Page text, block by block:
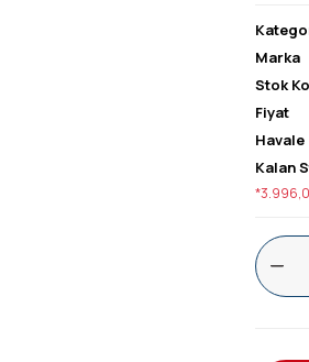
Marka
Stok
Fiyat
Havale
Kalan